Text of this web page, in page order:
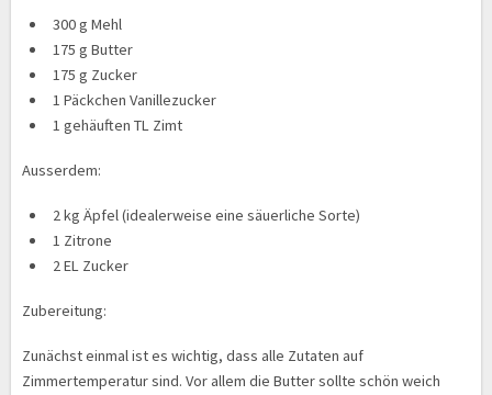
300 g Mehl
175 g Butter
175 g Zucker
1 Päckchen Vanillezucker
1 gehäuften TL Zimt
Ausserdem:
2 kg Äpfel (idealerweise eine säuerliche Sorte)
1 Zitrone
2 EL Zucker
Zubereitung:
Zunächst einmal ist es wichtig, dass alle Zutaten auf
Zimmertemperatur sind. Vor allem die Butter sollte schön weich